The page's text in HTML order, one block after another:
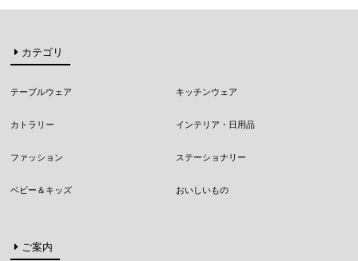
カテゴリ
テーブルウェア キッチンウェア
カトラリー インテリア・日用品
ファッション ステーショナリー
ベビー＆キッズ おいしいもの
ご案内